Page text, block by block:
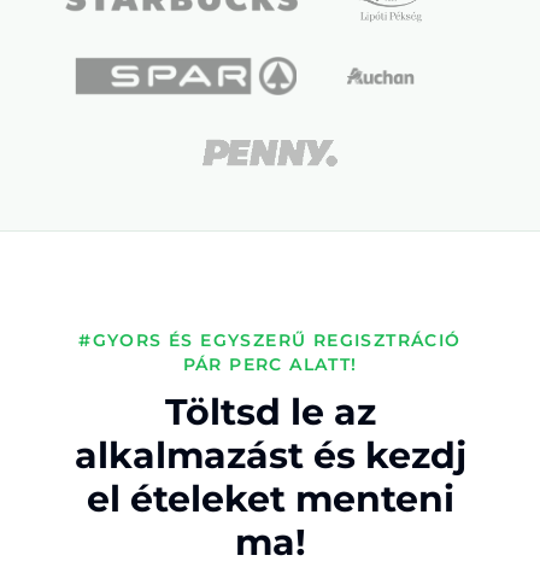
#GYORS ÉS EGYSZERŰ REGISZTRÁCIÓ
PÁR PERC ALATT!
Töltsd le az
alkalmazást és kezdj
el ételeket menteni
ma!